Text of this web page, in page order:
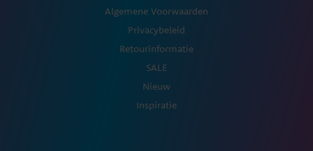
Algemene Voorwaarden
Privacybeleid
Retourinformatie
SALE
Nieuw
Inspiratie